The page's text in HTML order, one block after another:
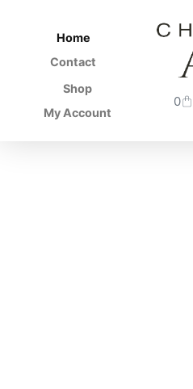
Home
Contact
Shop
My Account
0